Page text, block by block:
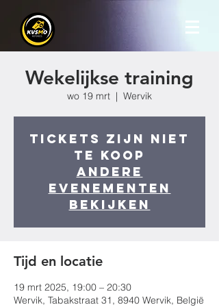
Wekelijkse training
wo 19 mrt
  |
Wervik
Tickets zijn niet
te koop
Andere
evenementen
bekijken
Tijd en locatie
19 mrt 2025, 19:00 – 20:30
Wervik, Tabakstraat 31, 8940 Wervik, België